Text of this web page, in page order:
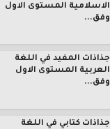
الاسلامية المستوى الاول
وفق...
جذاذات المفيد في اللغة
العربية المستوى الاول
وفق...
جذاذات كتابي في اللغة